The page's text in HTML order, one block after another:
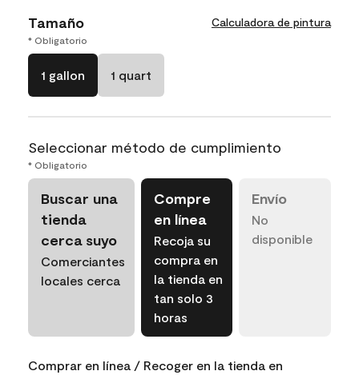
Tamaño Calculadora de pintura
* Obligatorio
1 gallon 1 quart
Seleccionar método de cumplimiento
* Obligatorio
Buscar una
tienda
cerca suyo
Comerciantes
locales cerca
Compre
en línea
Recoja su
compra en
la tienda en
tan solo 3
horas
Envío
No
disponible
Comprar en línea / Recoger en la tienda en